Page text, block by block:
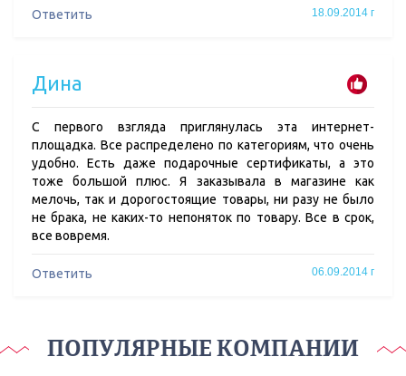
Ответить 18.09.2014 г
Дина
С первого взгляда приглянулась эта интернет-
площадка. Все распределено по категориям, что очень
удобно. Есть даже подарочные сертификаты, а это
тоже большой плюс. Я заказывала в магазине как
мелочь, так и дорогостоящие товары, ни разу не было
не брака, не каких-то непоняток по товару. Все в срок,
все вовремя.
Ответить 06.09.2014 г
ПОПУЛЯРНЫЕ КОМПАНИИ